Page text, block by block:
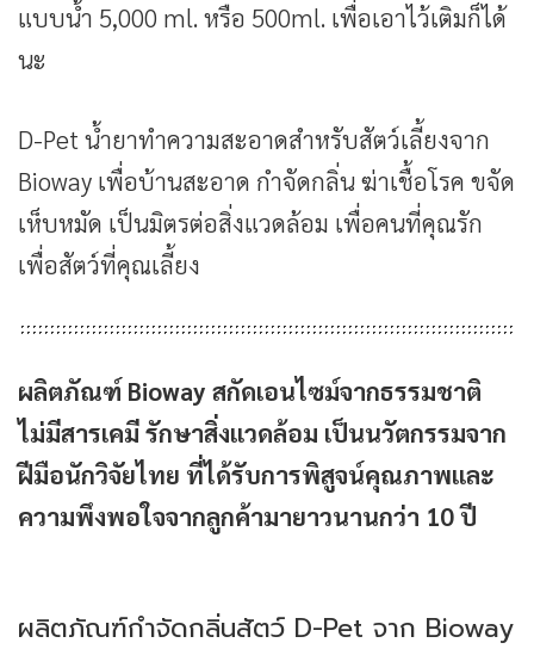
แบบน้ำ 5,000 ml. หรือ 500ml. เพื่อเอาไว้เติมก็ได้
นะ
D-Pet น้ำยาทำความสะอาดสำหรับสัตว์เลี้ยงจาก
Bioway เพื่อบ้านสะอาด กำจัดกลิ่น ฆ่าเชื้อโรค ขจัด
เห็บหมัด เป็นมิตรต่อสิ่งแวดล้อม เพื่อคนที่คุณรัก
เพื่อสัตว์ที่คุณเลี้ยง
ผลิตภัณฑ์ Bioway สกัดเอนไซม์จากธรรมชาติ
ไม่มีสารเคมี รักษาสิ่งแวดล้อม เป็นนวัตกรรมจาก
ฝีมือนักวิจัยไทย ที่ได้รับการพิสูจน์คุณภาพและ
ความพึงพอใจจากลูกค้ามายาวนานกว่า 10 ปี
ผลิตภัณฑ์กำจัดกลิ่นสัตว์ D-Pet จาก Bioway